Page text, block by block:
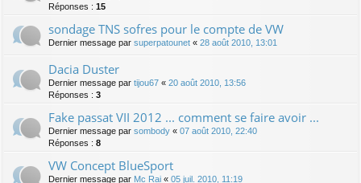
Réponses : 15
sondage TNS sofres pour le compte de VW
Dernier message par superpatounet « 28 août 2010, 13:01
Dacia Duster
Dernier message par tijou67 « 20 août 2010, 13:56
Réponses : 3
Fake passat VII 2012 ... comment se faire avoir ...
Dernier message par sombody « 07 août 2010, 22:40
Réponses : 8
VW Concept BlueSport
Dernier message par Mc Rai « 05 juil. 2010, 11:19